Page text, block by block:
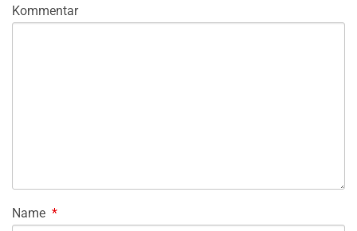
Kommentar
Name *